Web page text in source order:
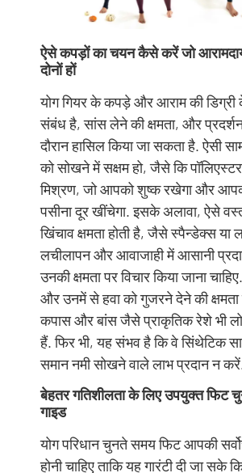
ऐसे कपड़ों का चयन कैसे करें जो
दोनों हों
योग गियर के कपड़े और आराम की डिग्री
संबंध है, सांस लेने की क्षमता, और
दौरान हासिल किया जा सकता है. ऐसी
को सोखने में सक्षम हो, जैसे कि
मिश्रण, जो आपको शुष्क रखेगा और
पसीना दूर खींचेगा. इसके अलावा, ऐसे
खिंचाव क्षमता होती है, जैसे स्पैन्डेक्स या
लचीलापन और आवाजाही में आसानी
उनकी क्षमता पर विचार किया जाना
और उनमें से हवा को गुजरने देने की
कपास और बांस जैसे प्राकृतिक रेशे भी
हैं. फिर भी, यह संभव है कि वे सिंथेटिक
समान नमी सोखने वाले लाभ प्रदान न
बेहतर गतिशीलता के लिए उपयुक्त फिट
गाइड
योग परिधान चुनते समय फिट आपकी
होनी चाहिए ताकि यह गारंटी दी जा सके